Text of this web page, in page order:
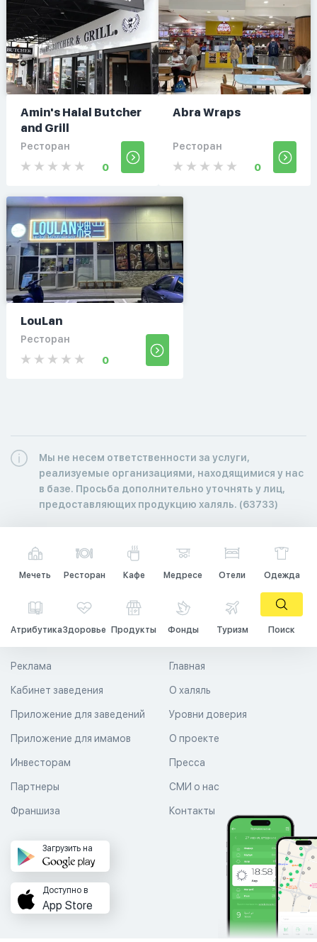
Amin's Halal Butcher
and Grill
Ресторан
0
Abra Wraps
Ресторан
0
LouLan
Ресторан
0
Мы не несем ответственности за услуги,
реализуемые организациями, находящимися у нас
в базе. Просьба дополнительно уточнять у лиц,
предоставляющих продукцию халяль. (63733)
Мечеть Ресторан Кафе Медресе Отели Одежда
АтрибутикаЗдоровье Продукты Фонды Туризм Поиск
Главная
О халяль
Уровни доверия
Реклама
Кабинет заведения
Приложение для заведений
Приложение для имамов О проекте
Пресса
СМИ о нас
Контакты
Инвесторам
Партнеры
Франшиза
Загрузить на
Доступно в
App Store